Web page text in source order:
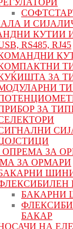
И
КУТИИ
RS485, RJ45
ЗА
ЗА
ЗА
ЗА ОРМАРИ
БАКАРНИ
БАКАР
НА